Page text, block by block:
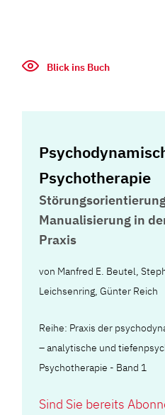
Blick ins Buch
Psychotherapie
Manualisierung in
Praxis
von Manfred E. Beutel,
Leichsenring,Günter Reich
Reihe: Praxis der
– analytische und
Psychotherapie - Band 1
Sind Sie bereits